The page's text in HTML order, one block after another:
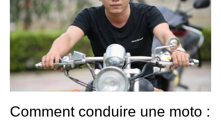
Comment conduire une moto :
une
moto :
le
guide
complet !